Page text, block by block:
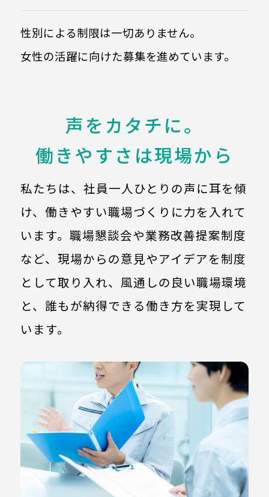
性別による制限は一切ありません。
女性の活躍に向けた募集を進めています。
声をカタチに。
働きやすさは現場から
私たちは、社員一人ひとりの声に耳を傾
け、働きやすい職場づくりに力を入れて
います。職場懇談会や業務改善提案制度
など、現場からの意見やアイデアを制度
として取り入れ、風通しの良い職場環境
と、誰もが納得できる働き方を実現して
います。